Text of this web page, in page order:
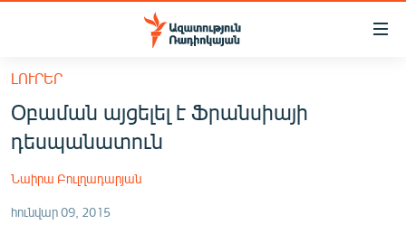
Մատչելիության
հիմնական
բովանդակությանը
Անցնել
հիմնական
մենյուին
ՀԱՅԱՍՏԱՆ
ՔԱՂԱՔԱԿԱՆ
ԸՆՏՐՈՒԹՅՈՒՆՆԵՐ 2026
ԻՐԱՎՈՒՆՔ
ԼՈՒՐԵՐ
Օբաման այցելել է Ֆրանսիայի
դեսպանատուն
Նաիրա Բուլղադարյան
հունվար 09, 2015